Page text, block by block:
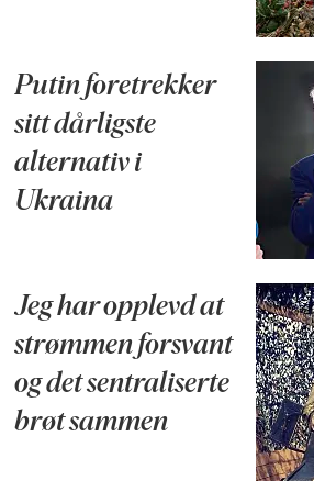
Putin foretrekker
sitt dårligste
alternativ i
Ukraina
Jeg har opplevd at
strømmen forsvant
og det sentraliserte
brøt sammen